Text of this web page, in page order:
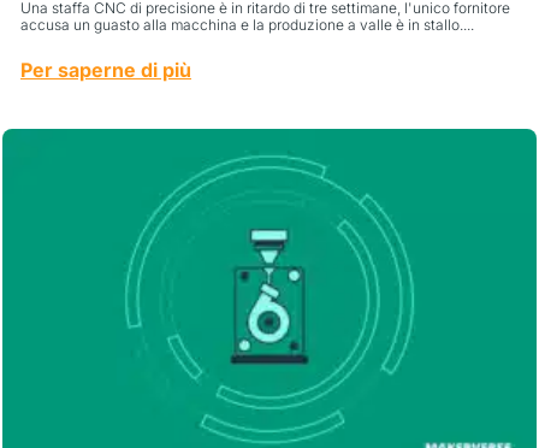
Una staffa CNC di precisione è in ritardo di tre settimane, l'unico fornitore
accusa un guasto alla macchina e la produzione a valle è in stallo....
Per saperne di più